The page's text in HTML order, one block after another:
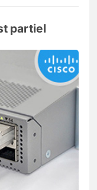
partiel